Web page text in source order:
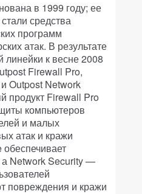
в 1999 году; ее
средства
программ
атак. В результате
линейки к весне 2008
Firewall Pro,
Outpost Network
продукт Firewall Pro
компьютеров
и малых
атак и кражи
а Network Security —
повреждения и кражи